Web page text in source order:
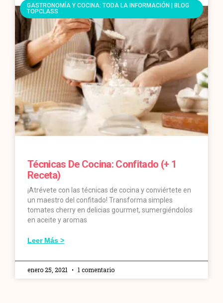
GASTRONOMÍA Y COCINA: TODA LA INFORMACIÓN | BLOG
TOPCLASS
Técnicas De Cocina: Confitado (+ 1
Receta)
¡Atrévete con las técnicas de cocina y conviértete en
un maestro del confitado! Transforma simples
tomates cherry en delicias gourmet, sumergiéndolos
en aceite y aromas
Leer Más >
enero 25, 2021 1 comentario